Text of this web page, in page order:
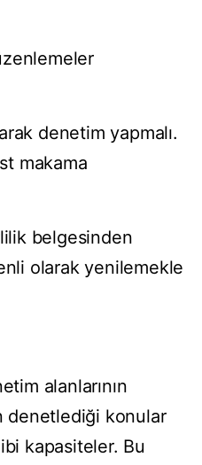
denetim yapmalı.
makama
belgesinden
olarak yenilemekle
alanlarının
denetlediği konular
kapasiteler. Bu